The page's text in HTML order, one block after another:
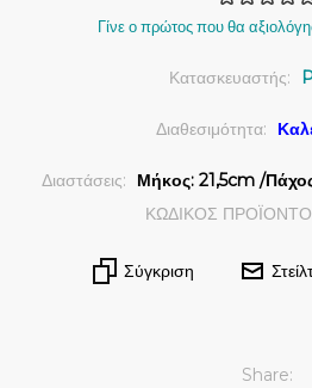
Γίνε ο πρώτος που θα
Κατασκευαστής:
Διαθεσιμότητα:
Διαστάσεις:
Μήκος: 21,5cm /
ΚΩΔΙΚΟΣ
Σύγκριση
Share: